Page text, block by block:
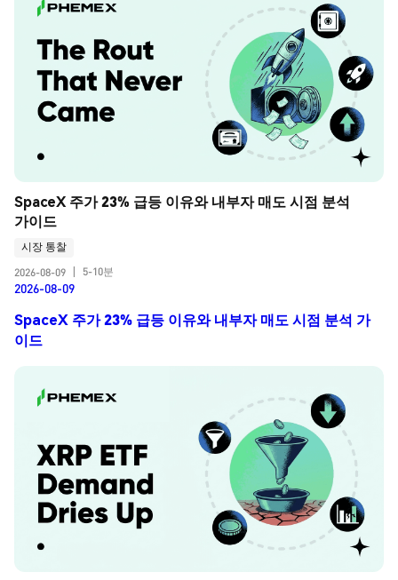
SpaceX 주가 23% 급등 이유와 내부자 매도 시점 분석
가이드
시장 통찰
2026-08-09
5-10분
2026-08-09
SpaceX 주가 23% 급등 이유와 내부자 매도 시점 분석 가
이드